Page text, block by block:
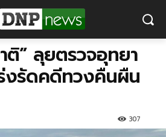
ติ” ลุยตรวจอุทยา
งรัดคดีทวงคืนผืน
307